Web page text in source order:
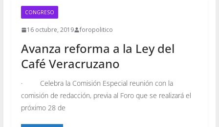
CONGRESO
16 octubre, 2019 foropolitico
Avanza reforma a la Ley del
Café Veracruzano
· Celebra la Comisión Especial reunión con la
comisión de redacción, previa al Foro que se realizará el
próximo 28 de